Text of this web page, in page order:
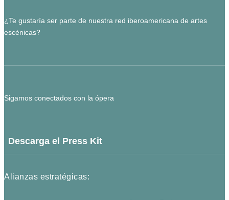
¿Te gustaría ser parte de nuestra red iberoamericana de artes
escénicas?
Sigamos conectados con la ópera
Descarga el Press Kit
Alianzas estratégicas: